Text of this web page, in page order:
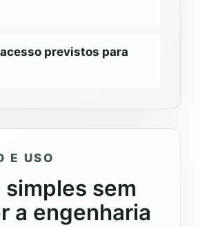
previstos para
E USO
sem
a engenharia